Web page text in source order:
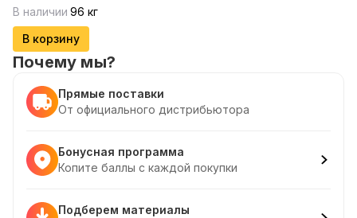
В наличии 96 кг
В корзину
Почему мы?
Прямые поставки
От официального дистрибьютора
Бонусная программа
Копите баллы с каждой покупки
Подберем материалы